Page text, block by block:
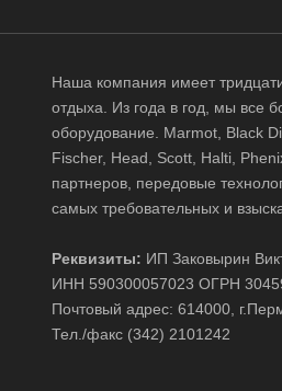
Наша компания имеет
отдыха. Из года в год, мы все
оборудование. Marmot, Black
Fischer, Head, Scott, Halti,
партнеров, передовые
самых требовательных и
Реквизиты: ИП Заковырин
ИНН 590300057023 ОГРН
Почтовый адрес: 614000,
Тел./факс (342) 2101242